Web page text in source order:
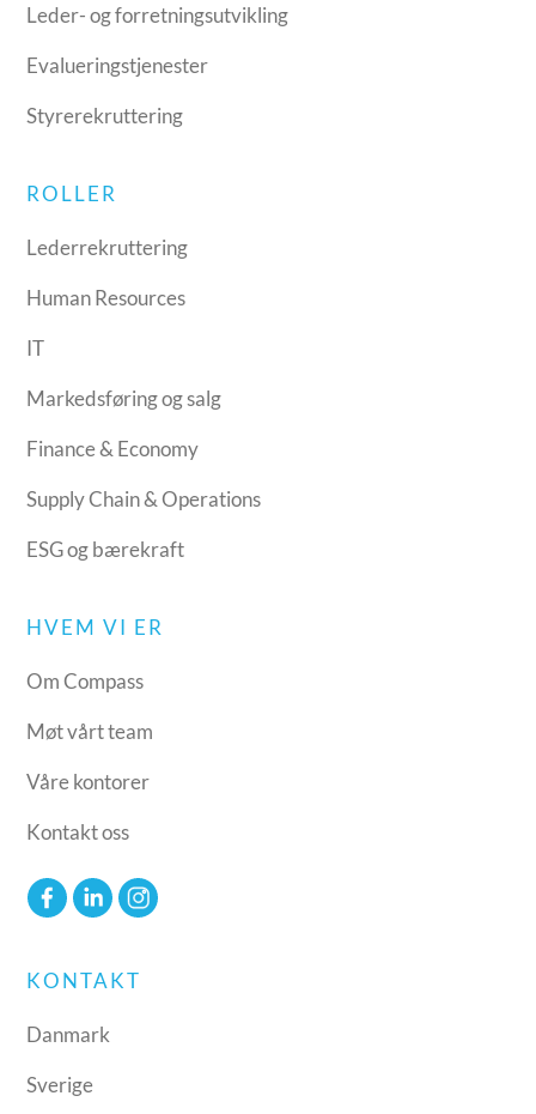
Leder- og forretningsutvikling
Evalueringstjenester
Styrerekruttering
ROLLER
Lederrekruttering
Human Resources
IT
Markedsføring og salg
Finance & Economy
Supply Chain & Operations
ESG og bærekraft
HVEM VI ER
Om Compass
Møt vårt team
Våre kontorer
Kontakt oss
KONTAKT
Danmark
Sverige